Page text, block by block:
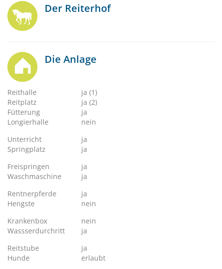
Der Reiterhof
Die Anlage
Reithalle
ja (1)
Reitplatz
ja (2)
Fütterung
ja
Longierhalle
nein
Unterricht
ja
Springplatz
ja
Freispringen
ja
Waschmaschine
ja
Rentnerpferde
ja
Hengste
nein
Krankenbox
nein
Wassserdurchritt
ja
Reitstube
ja
Hunde
erlaubt